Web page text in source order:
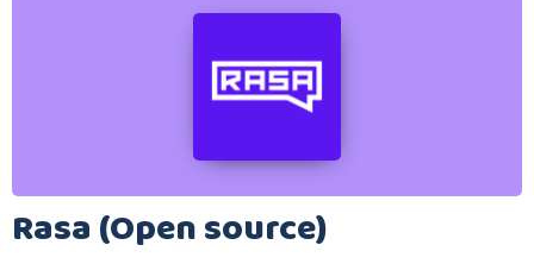
Rasa (Open source)